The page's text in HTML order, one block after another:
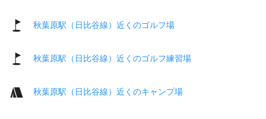
秋葉原駅（日比谷線）近くのゴルフ場
秋葉原駅（日比谷線）近くのゴルフ練習場
秋葉原駅（日比谷線）近くのキャンプ場